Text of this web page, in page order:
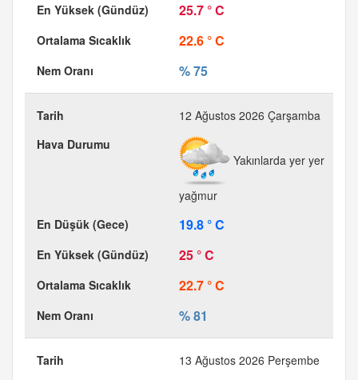
25.7 ° C
22.6 ° C
% 75
12 Ağustos 2026 Çarşamba
Yakınlarda yer yer
yağmur
19.8 ° C
25 ° C
22.7 ° C
% 81
13 Ağustos 2026 Perşembe